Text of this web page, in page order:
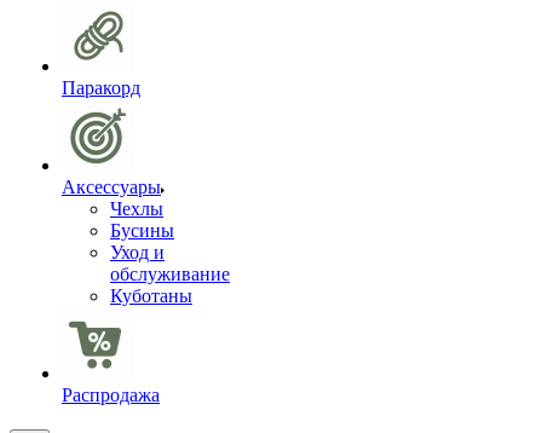
Паракорд
Аксессуары
Чехлы
Бусины
Уход и
обслуживание
Куботаны
Распродажа